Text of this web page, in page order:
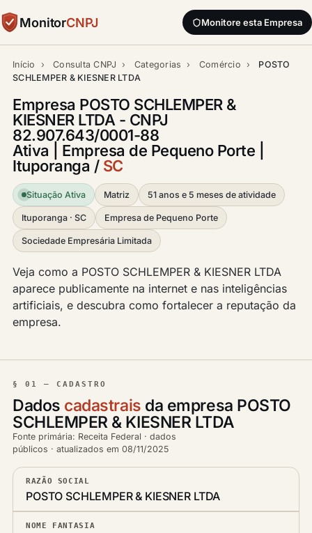
MonitorCNPJ Monitore esta Empresa
Início › Consulta CNPJ › Categorias › Comércio ›
POSTO
SCHLEMPER & KIESNER LTDA
Empresa POSTO SCHLEMPER &
KIESNER LTDA - CNPJ
82.907.643/0001-88
Ativa | Empresa de Pequeno Porte |
Ituporanga / SC
Situação Ativa Matriz 51 anos e 5 meses de atividade
Ituporanga · SC Empresa de Pequeno Porte
Sociedade Empresária Limitada
Veja como a POSTO SCHLEMPER & KIESNER LTDA
aparece publicamente na internet e nas inteligências
artificiais, e descubra como fortalecer a reputação da
empresa.
§ 01 — CADASTRO
Dados cadastrais da empresa POSTO
SCHLEMPER & KIESNER LTDA
Fonte primária: Receita Federal · dados
públicos · atualizados em 08/11/2025
RAZÃO SOCIAL
POSTO SCHLEMPER & KIESNER LTDA
NOME FANTASIA